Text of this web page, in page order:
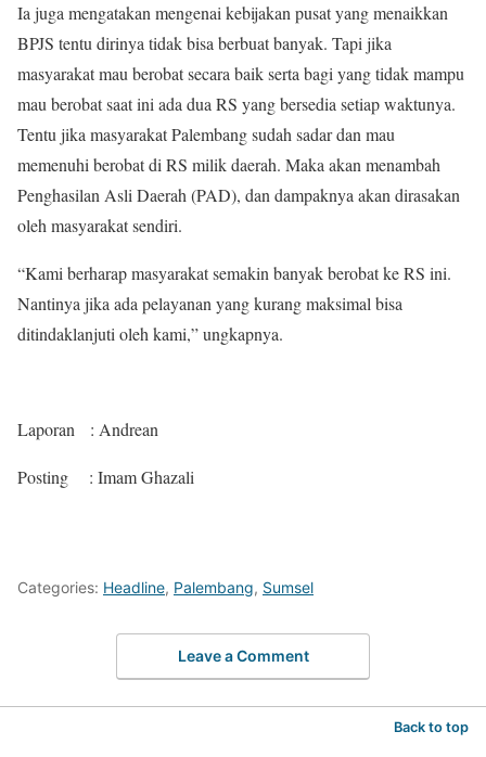
Ia juga mengatakan mengenai kebijakan pusat yang menaikkan
BPJS tentu dirinya tidak bisa berbuat banyak. Tapi jika
masyarakat mau berobat secara baik serta bagi yang tidak mampu
mau berobat saat ini ada dua RS yang bersedia setiap waktunya.
Tentu jika masyarakat Palembang sudah sadar dan mau
memenuhi berobat di RS milik daerah. Maka akan menambah
Penghasilan Asli Daerah (PAD), dan dampaknya akan dirasakan
oleh masyarakat sendiri.
“Kami berharap masyarakat semakin banyak berobat ke RS ini.
Nantinya jika ada pelayanan yang kurang maksimal bisa
ditindaklanjuti oleh kami,” ungkapnya.
Laporan : Andrean
Posting : Imam Ghazali
Categories: Headline, Palembang, Sumsel
Leave a Comment
Back to top